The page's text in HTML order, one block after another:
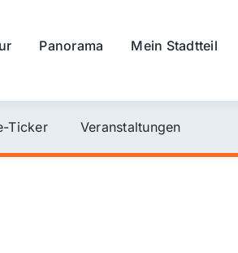
Panorama
Mein Stadtteil
Ticker Veranstaltungen